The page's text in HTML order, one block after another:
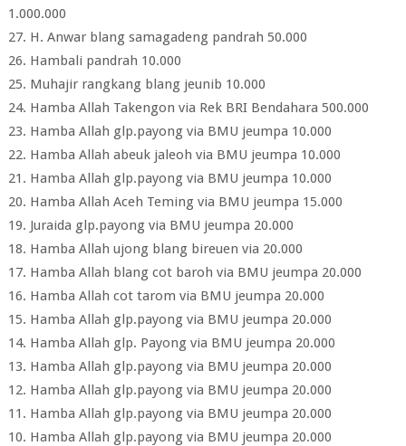
1.000.000
27. H. Anwar blang samagadeng pandrah 50.000
26. Hambali pandrah 10.000
25. Muhajir rangkang blang jeunib 10.000
24. Hamba Allah Takengon via Rek BRI Bendahara 500.000
23. Hamba Allah glp.payong via BMU jeumpa 10.000
22. Hamba Allah abeuk jaleoh via BMU jeumpa 10.000
21. Hamba Allah glp.payong via BMU jeumpa 10.000
20. Hamba Allah Aceh Teming via BMU jeumpa 15.000
19. Juraida glp.payong via BMU jeumpa 20.000
18. Hamba Allah ujong blang bireuen via 20.000
17. Hamba Allah blang cot baroh via BMU jeumpa 20.000
16. Hamba Allah cot tarom via BMU jeumpa 20.000
15. Hamba Allah glp.payong via BMU jeumpa 20.000
14. Hamba Allah glp. Payong via BMU jeumpa 20.000
13. Hamba Allah glp.payong via BMU jeumpa 20.000
12. Hamba Allah glp.payong via BMU jeumpa 20.000
11. Hamba Allah glp.payong via BMU jeumpa 20.000
10. Hamba Allah glp.payong via BMU jeumpa 20.000